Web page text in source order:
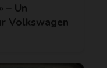
– Un
Volkswagen